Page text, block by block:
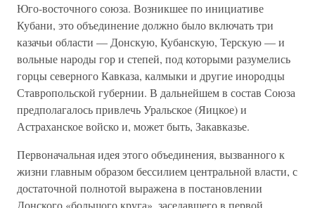
Юго-восточного союза. Возникшее по инициативе
Кубани, это объединение должно было включать три
казачьи области — Донскую, Кубанскую, Терскую — и
вольные народы гор и степей, под которыми разумелись
горцы северного Кавказа, калмыки и другие инородцы
Ставропольской губернии. В дальнейшем в состав Союза
предполагалось привлечь Уральское (Яицкое) и
Астраханское войско и, может быть, Закавказье.
Первоначальная идея этого объединения, вызванного к
жизни главным образом бессилием центральной власти, с
достаточной полнотой выражена в постановлении
Донского «большого круга», заседавшего в первой